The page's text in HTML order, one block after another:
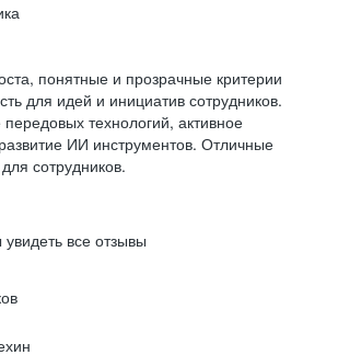
понятные и прозрачные критерии
для идей и инициатив сотрудников.
технологий, активное
ИИ инструментов. Отличные
сотрудников.
все отзывы